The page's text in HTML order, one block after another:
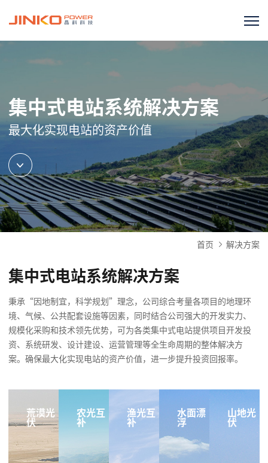
集中式电站系统解决方案
最大化实现电站的资产价值
首页 解决方案
集中式电站系统解决方案
秉承“因地制宜，科学规划”理念，公司综合考量各项目的地理环
境、气候、公共配套设施等因素，同时结合公司强大的开发实力、
规模化采购和技术领先优势，可为各类集中式电站提供项目开发投
资、系统研发、设计建设、运营管理等全生命周期的整体解决方
案。确保最大化实现电站的资产价值，进一步提升投资回报率。
荒漠光
伏
农光互
补
渔光互
补
水面漂
浮
山地光
伏